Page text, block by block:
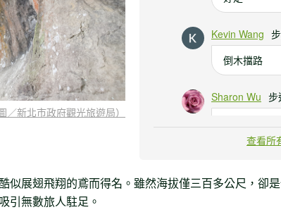
／新北市政府觀光旅遊局）
Kevin Wang
倒木擋路
Sharon Wu 步
查看所
似展翅飛翔的鳶而得名。雖然海拔僅三百多公尺，卻
引無數旅人駐足。